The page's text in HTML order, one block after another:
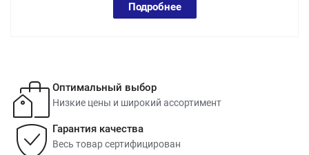
Подробнее
Оптимальный выбор
Низкие цены и широкий ассортимент
Гарантия качества
Весь товар сертифицирован